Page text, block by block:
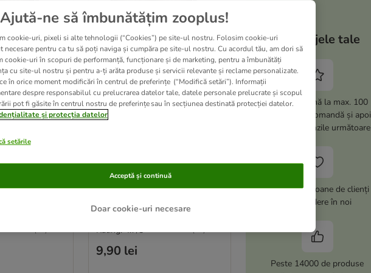
inoxidabil
(20)
265 ml / Ø 9,5 cm
9,90 lei
Rating: 4.7/5 (20)
Avantajele tale
Ai -15% (până la max. 100
lei) la prima comandă și apoi
-5% la comenzile următoare
Peste 10 milioane de clienți
au încredere în noi
Peste 14000 de produse
Ajută-ne să îmbunătățim zooplus!
cookie-uri, pixeli si alte tehnologii (“Cookies”) pe site-ul nostru. Folosim cookie-uri
necesare pentru ca tu să poți naviga și cumpăra pe site-ul nostru. Cu acordul tău, am dori să
cookie-uri în scopuri de performanță, funcționare și de marketing, pentru a îmbunătăți
cu site-ul nostru și pentru a-ți arăta produse și servicii relevante și reclame personalizate.
în orice moment modificări în centrul de preferințe (“Modifică setări”). Informații
despre responsabilul cu prelucrarea datelor tale, datele personale prelucrate și scopul
pot fi găsite în centrul nostru de preferințe sau în secțiunea destinată protecției datelor.
și protecția datelor
setările
Doar cookie-uri necesare
Acceptă și continuă